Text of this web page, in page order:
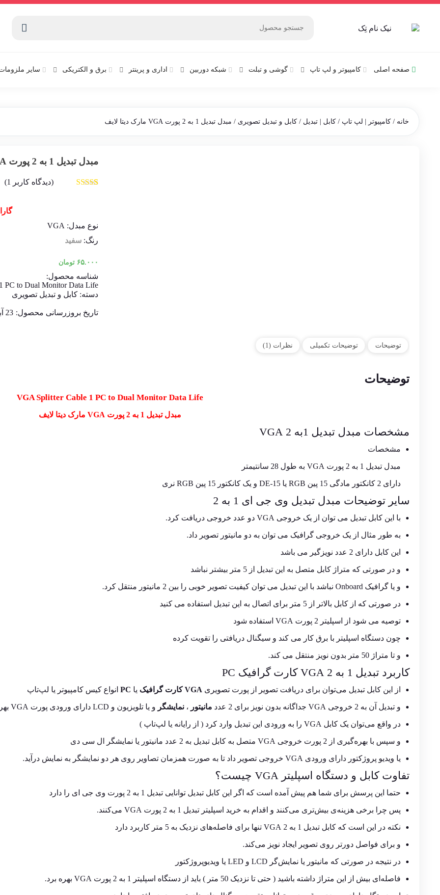
صفحه اصلی کامپیوتر و‌‌‌‌‌ لپ تاپ گوشی و تبلت شبکه دوربین اداری و پرینتر برق و الکتریکی سایر
خانه / کامپیوتر | لپ تاپ / کابل | تبدیل / کابل و تبدیل تصویری / مبدل تبدیل 1 به 2 پورت VGA مارک دیتا لایف
مبدل تبدیل 1 به 2 پورت VGA مارک دیتا لایف
(دیدگاه کاربر 1
)
نوع مبدل: VGA
رنگ:سفید
۶۵.۰۰۰ تومان
شناسه محصول:
PC to Dual Monitor Data Life
دسته:کابل و تبدیل تصویری
تاریخ بروزرسانی محصول: 23 آبان 1401
توضیحات توضیحات تکمیلی نظرات (1)
توضیحات
VGA Splitter Cable 1 PC to Dual Monitor Data Life
مبدل تبدیل 1 به 2 پورت VGA مارک دیتا لایف
مشخصات مبدل تبدیل 1به 2 VGA
مشخصات
مبدل تبدیل 1 به 2 پورت VGA به طول 28 سانتیمتر
دارای 2 کانکتور مادگی 15 پین RGB یا DE-15 و یک کانکتور 15 پین RGB نری
سایر توضیحات مبدل تبدیل وی جی ای
با این کابل تبدیل می توان از یک خروجی VGA دو عدد خروجی دریافت کرد.
به طور مثال از یک خروجی گرافیک می توان به دو مانیتور تصویر داد.
این کابل دارای 2 عدد نویزگیر می باشد
و در صورتی که متراژ کابل متصل به این تبدیل از 5 متر بیشتر نباشد
و یا گرافیک Onboard نباشد با این تبدیل می توان کیفیت تصویر خوبی را بین 2 مانیتور منتقل کرد.
در صورتی که از کابل بالاتر از 5 متر برای اتصال به این تبدیل استفاده می کنید
توصیه می شود از اسپلیتر 2 پورت VGA استفاده شود
چون دستگاه اسپلیتر با برق کار می کند و سیگنال دریافتی را تقویت کرده
و تا متراژ 50 متر بدون نویز منتقل می کند.
کاربرد تبدیل 1 به 2 VGA کارت گرافیک PC
از این کابل تبدیل می‌توان برای دریافت تصویر از پورت تصویری VGA کارت گرافیک یا PC انواع کیس کامپیوتر یا لپ‌تاپ
و تبدیل آن به 2 خروجی VGA جداگانه بدون نویز برای 2 عدد مانیتور ، نمایشگر و یا تلویزیون و LCD دارای ورودی پورت VGA بهره برد.
در واقع می‌توان یک کابل VGA را به ورودی این تبدیل وارد کرد ( از رایانه یا لپ‌تاپ )
و سپس با بهره‌گیری از 2 پورت خروجی VGA متصل به کابل تبدیل به 2 عدد مانیتور یا نمایشگر ال سی دی
یا ویدیو پروژکتور دارای ورودی VGA خروجی تصویر داد تا به صورت همزمان تصاویر روی هر دو نمایشگر به نمایش درآید.
تفاوت کابل و دستگاه اسپلیتر VGA چیست؟
حتما این پرسش برای شما هم پیش آمده است که اگر این کابل تبدیل توانایی تبدیل 1 به 2 پورت وی جی ای را دارد
پس چرا برخی هزینه‌ی بیش‌تری می‌کنند و اقدام به خرید اسپلیتر تبدیل 1 به 2 پورت VGA می‌کنند.
نکته در این است که کابل تبدیل 1 به 2 VGA تنها برای فاصله‌های نزدیک به 5 متر کاربرد دارد
و برای فواصل دورتر روی تصویر ایجاد نویز می‌کند.
در نتیجه در صورتی که مانیتور یا نمایش‌گر LCD و LED یا ویدیوپروژکتور
فاصله‌ای بیش از این متراژ داشته باشید ( حتی تا نزدیک 50 متر ) باید از دستگاه اسپلیتر 1 به 2 پورت VGA بهره برد.